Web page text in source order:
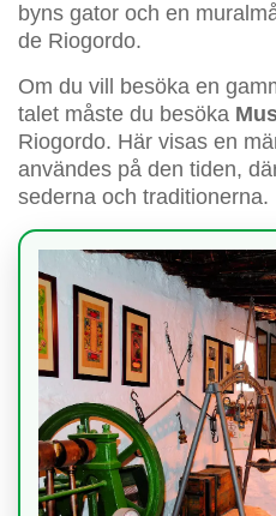
byns gator och en
de Riogordo.
Om du vill besöka en
talet måste du besöka
Riogordo. Här visas en
användes på den tiden,
sederna och traditionerna.